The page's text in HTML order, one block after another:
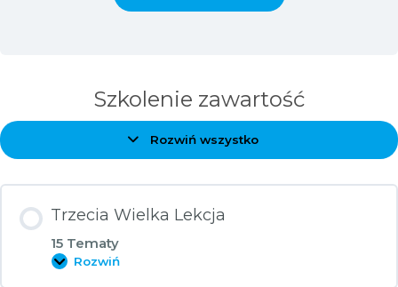
Szkolenie zawartość
Rozwiń wszystko
Zagadnienia
Trzecia Wielka Lekcja
15 Tematy
Rozwiń
Trzecia